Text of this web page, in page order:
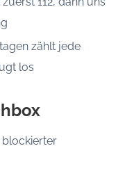
zählt jede
los